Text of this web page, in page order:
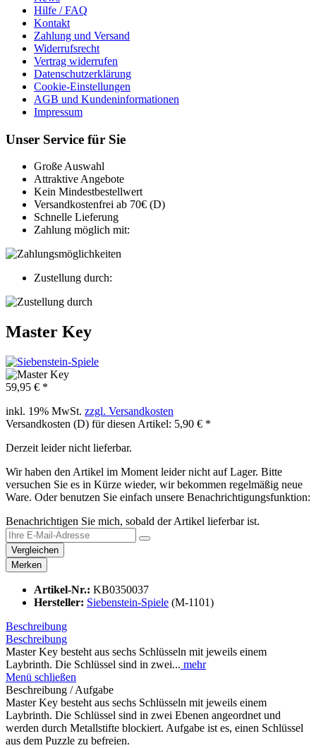
Hilfe / FAQ
Kontakt
Zahlung und Versand
Widerrufsrecht
Vertrag widerrufen
Datenschutzerklärung
Cookie-Einstellungen
AGB und Kundeninformationen
Impressum
Unser Service für Sie
Große Auswahl
Attraktive Angebote
Kein Mindestbestellwert
Versandkostenfrei ab 70€ (D)
Schnelle Lieferung
Zahlung möglich mit:
Zustellung durch:
Master Key
59,95 € *
inkl. 19% MwSt. zzgl. Versandkosten
Versandkosten (D) für diesen Artikel: 5,90 € *
Derzeit leider nicht lieferbar.
Wir haben den Artikel im Moment leider nicht auf Lager. Bitte
versuchen Sie es in Kürze wieder, wir bekommen regelmäßig neue
Ware. Oder benutzen Sie einfach unsere Benachrichtigungsfunktion:
Benachrichtigen Sie mich, sobald der Artikel lieferbar ist.
Vergleichen
Merken
Artikel-Nr.: KB0350037
Hersteller: Siebenstein-Spiele (M-1101)
Beschreibung
Beschreibung
Master Key besteht aus sechs Schlüsseln mit jeweils einem
Laybrinth. Die Schlüssel sind in zwei... mehr
Menü schließen
Beschreibung / Aufgabe
Master Key besteht aus sechs Schlüsseln mit jeweils einem
Laybrinth. Die Schlüssel sind in zwei Ebenen angeordnet und
werden durch Metallstifte blockiert. Aufgabe ist es, einen Schlüssel
aus dem Puzzle zu befreien.